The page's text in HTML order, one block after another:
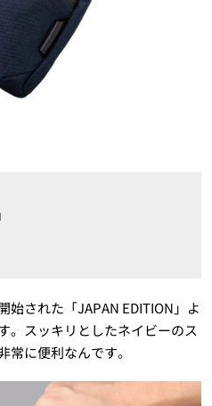
始された「JAPAN EDITION」よ
。スッキリとしたネイビーのス
常に便利なんです。